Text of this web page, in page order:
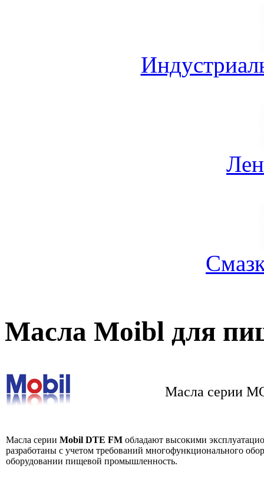
Масла Moibl для
Масла серии
Масла серии Mobil DTE FM обладают высокими
разработаны с учетом требований многофункционального
оборудовании пищевой промышленность.